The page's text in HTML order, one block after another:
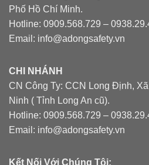
Phố Hồ Chí Minh.
Hotline: 0909.568.729 –
Email: info@adongsafety.vn
CHI NHÁNH
CN Công Ty: CCN Long Định,
Ninh ( Tỉnh Long An cũ).
Hotline: 0909.568.729 –
Email: info@adongsafety.vn
Kết Nối Với Chúng Tôi: